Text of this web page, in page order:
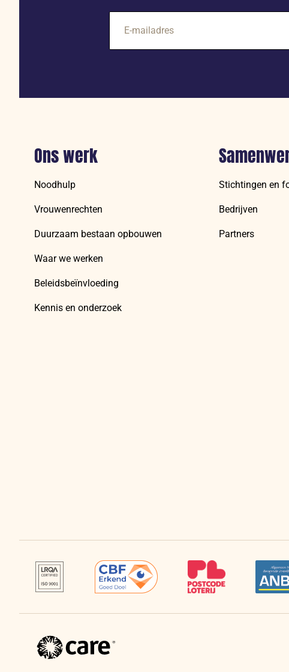
mailadres
Ons werk
Noodhulp
Vrouwenrechten
Duurzaam bestaan opbouwen
Waar we werken
Beleidsbeïnvloeding
Kennis en onderzoek
Stichtingen en
Bedrijven
Partners